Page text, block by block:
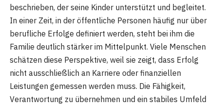
beschrieben, der seine Kinder unterstützt und begleitet.
In einer Zeit, in der öffentliche Personen häufig nur über
berufliche Erfolge definiert werden, steht bei ihm die
Familie deutlich stärker im Mittelpunkt. Viele Menschen
schätzen diese Perspektive, weil sie zeigt, dass Erfolg
nicht ausschließlich an Karriere oder finanziellen
Leistungen gemessen werden muss. Die Fähigkeit,
Verantwortung zu übernehmen und ein stabiles Umfeld